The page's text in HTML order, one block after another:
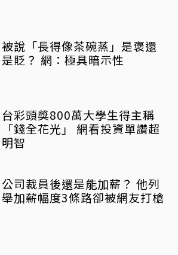
被說「長得像茶碗蒸」是褒還
是貶？ 網：極具暗示性
台彩頭獎800萬大學生得主稱
「錢全花光」 網看投資單讚超
明智
公司裁員後還是能加薪？ 他列
舉加薪幅度3條路卻被網友打槍